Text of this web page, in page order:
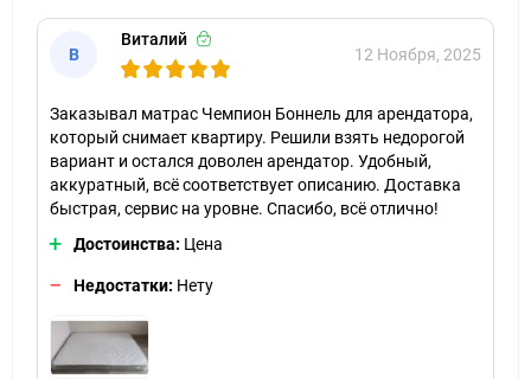
В
Виталий
12 Ноября, 2025
Заказывал матрас Чемпион Боннель для арендатора,
который снимает квартиру. Решили взять недорогой
вариант и остался доволен арендатор. Удобный,
аккуратный, всё соответствует описанию. Доставка
быстрая, сервис на уровне. Спасибо, всё отлично!
Достоинства: Цена
Недостатки: Нету